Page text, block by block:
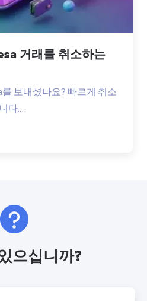
거래를 취소하는
보내셨나요? 빠르게 취소
다.…
으십니까?